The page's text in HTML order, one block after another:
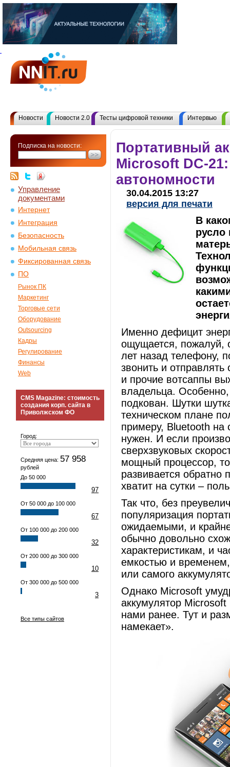
Новости Новости 2.0 Тесты цифровой техники Интервью
Подписка на новости:
Управление
документами
Интернет
Интеграция
Безопасность
Мобильная связь
Фиксированная связь
ПО
Рынок ПК
Маркетинг
Торговые сети
Оборудование
Outsourcing
Кадры
Регулирование
Финансы
Web
CMS Magazine: стоимость
создания корп. сайта в
Приволжском ФО
Город:
Средняя цена: 57 958
рублей
До 50 000
97
От 50 000 до 100 000
67
От 100 000 до 200 000
32
От 200 000 до 300 000
10
От 300 000 до 500 000
3
Все типы сайтов
Портативный
Microsoft DC-
автономности
30.04.2015 13:27
версия для печати
В
русло
Именно дефицит
ощущается, пожалуй,
лет назад телефону,
звонить и
и прочие вотсаппы
владельца.
подкован. Шутки
техническом плане
примеру, Bluetooth
нужен. И если
сверхзвуковых
мощный процессор,
развивается
хватит на сутки –
Так что, без
популяризация
ожидаемыми, и
обычно довольно
характеристикам, и
емкостью и временем,
или самого
Однако Microsoft
аккумулятор
нами ранее. Тут и
намекает».